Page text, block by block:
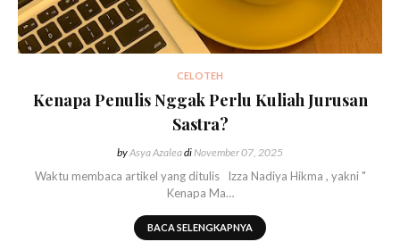
CELOTEH
Kenapa Penulis Nggak Perlu Kuliah Jurusan
Sastra?
byAsya AzaleadiNovember 07, 2025
Waktu membaca artikel yang ditulis Izza Nadiya Hikma , yakni "
Kenapa Ma…
BACA SELENGKAPNYA